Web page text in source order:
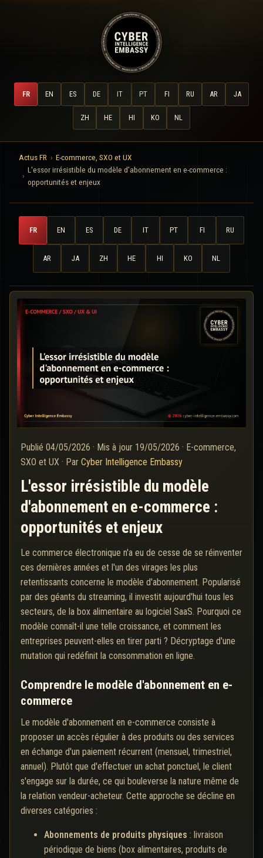
FR EN ES DE IT PT FI RU AR JA
ZH HE HI KO NL
Actus FR
E-commerce, SXO et UX
L'essor irrésistible du modèle d'abonnement en e-commerce :
opportunités et enjeux
FR EN ES DE IT PT FI RU
AR JA ZH HE HI KO NL
Publié 04/05/2026 · Mis à jour 19/05/2026 · E-commerce,
SXO et UX · Par Cyber Intelligence Embassy
L'essor irrésistible du modèle
d'abonnement en e-commerce :
opportunités et enjeux
Le commerce électronique n'a eu de cesse de se réinventer
ces dernières années et l'un des virages les plus
retentissants concerne le modèle d'abonnement. Popularisé
par des géants du streaming, il investit aujourd'hui tous les
secteurs, de la box alimentaire au logiciel SaaS. Pourquoi ce
modèle connaît-il une telle croissance, et comment les
entreprises peuvent-elles en tirer parti ? Décryptage d'une
mutation qui redéfinit la consommation en ligne.
Comprendre le modèle d'abonnement en e-
commerce
Le modèle d'abonnement en e-commerce consiste à
proposer un accès régulier à des produits ou des services
en échange d'un paiement récurrent (mensuel, trimestriel,
annuel). Plutôt que d'effectuer un achat ponctuel, le client
s'engage sur la durée, ce qui bouleverse la nature même de
la relation vendeur-acheteur. Cette approche se décline en
diverses catégories :
Abonnements de produits physiques : livraison
périodique de biens (box alimentaires, produits de